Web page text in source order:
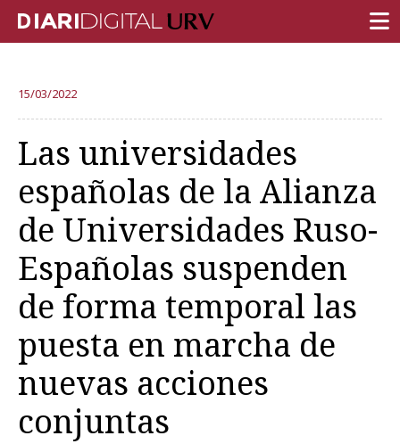
INVESTIGACIÓN
DOCENCIA
INSTITUCIÓN
VIDA EN EL CAMPUS
COMUNIDAD URV
REPORTAJES
15/03/2022
Las universidades
españolas de la Alianza
de Universidades Ruso-
Españolas suspenden
de forma temporal las
puesta en marcha de
nuevas acciones
conjuntas